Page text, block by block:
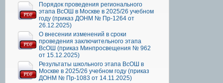
Порядок проведения регионального
этапа ВсОШ в Москве в 2025/26 учебном
году (приказ ДОНМ № Пр-1264 от
26.12.2025)
О внесении изменений в сроки
проведения заключительного этапа
ВсОШ (приказ Минпросвещения № 962
от 15.12.2025)
Результаты школьного этапа ВсОШ в
Москве в 2025/26 учебном году (приказ
ДОНМ № Пр-1083 от 14.11.2025)